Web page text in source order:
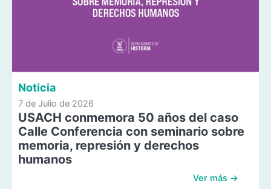
Noticia
7 de Julio de 2026
USACH conmemora 50 años del caso
Calle Conferencia con seminario sobre
memoria, represión y derechos
humanos
Ver más →